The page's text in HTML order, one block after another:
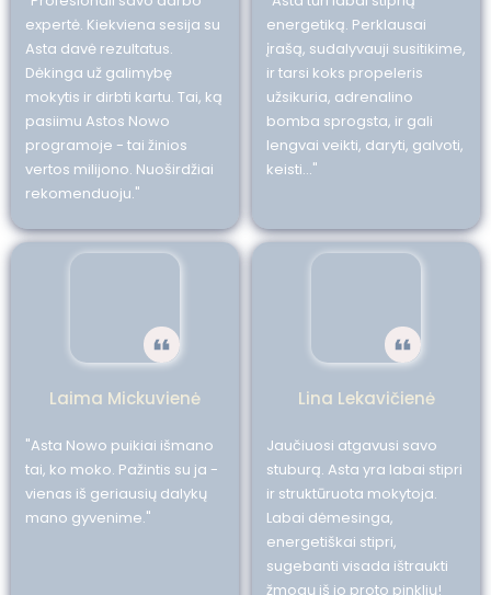
expertė. Kiekviena sesija su
Asta davė rezultatus.
Dėkinga už galimybę
mokytis ir dirbti kartu. Tai, ką
pasiimu Astos Nowo
programoje - tai žinios
vertos milijono. Nuoširdžiai
rekomenduoju."
energetiką. Perklausai
įrašą, sudalyvauji susitikime,
ir tarsi koks propeleris
užsikuria, adrenalino
bomba sprogsta, ir gali
lengvai veikti, daryti, galvoti,
keisti..."
Laima Mickuvienė
"Asta Nowo puikiai išmano
tai, ko moko. Pažintis su ja -
vienas iš geriausių dalykų
mano gyvenime."
Lina Lekavičienė
Jaučiuosi atgavusi savo
stuburą. Asta yra labai stipri
ir struktūruota mokytoja.
Labai dėmesinga,
energetiškai stipri,
sugebanti visada ištraukti
žmogų iš jo proto pinklių!